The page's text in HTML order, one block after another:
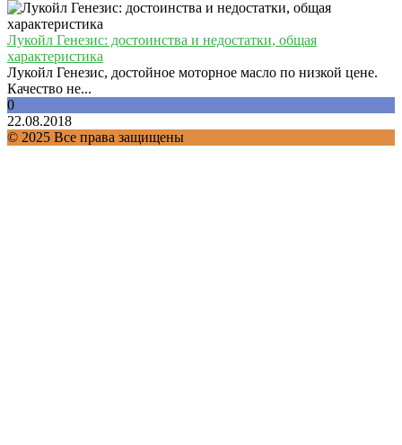
Лукойл Генезис: достоинства и недостатки, общая
характеристика
Лукойл Генезис, достойное моторное масло по низкой цене.
Качество не...
0
22.08.2018
© 2025 Все права защищены